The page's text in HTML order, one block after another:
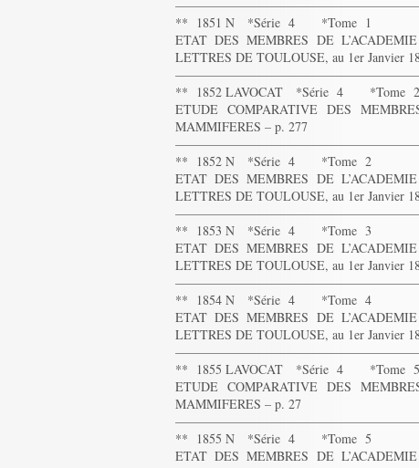
** 1851 N *Série 4 *Tome 1
ETAT DES MEMBRES DE
LETTRES DE TOULOUSE, au 1er Janvier
** 1852 LAVOCAT *Série 4 *Tome 2
ETUDE COMPARATIVE DES
MAMMIFERES – p. 277
** 1852 N *Série 4 *Tome 2
ETAT DES MEMBRES DE
LETTRES DE TOULOUSE, au 1er Janvier
** 1853 N *Série 4 *Tome 3
ETAT DES MEMBRES DE
LETTRES DE TOULOUSE, au 1er Janvier
** 1854 N *Série 4 *Tome 4
ETAT DES MEMBRES DE
LETTRES DE TOULOUSE, au 1er Janvier
** 1855 LAVOCAT *Série 4 *Tome 5
ETUDE COMPARATIVE DES
MAMMIFERES – p. 27
** 1855 N *Série 4 *Tome 5
ETAT DES MEMBRES DE